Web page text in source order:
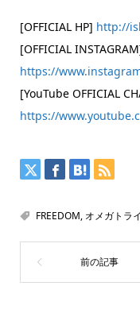
[OFFICIAL HP] http://
[OFFICIAL
https://
[YouTube OFFICIAL
https://
FREEDOM, オメガトラ